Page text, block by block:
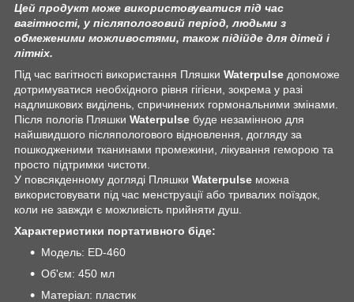
Цей продукт може використовуватися під час
вагітності, у післяпологовий період, людьми з
обмеженими можливостями, також підійде для дітей і
літніх.
Під час вагітності використання Пляшки Waterpulse допоможе
дотримуватися необхідного рівня гігієни, зокрема у разі
надлишкових виділень, спричинених гормональними змінами.
Після пологів Пляшки Waterpulse буде незамінною для
найшвидшого післяпологового відновлення, догляду за
пошкодженими тканинами промежини, лікування геморою та
просто підтримки чистоти.
У повсякденному догляді Пляшки Waterpulse можна
використовувати під час менструації або тривалих поїздок,
коли не завжди є можливість прийняти душ.
Характеристики портативного біде:
Модель: ED-460
Об'єм: 450 мл
Матеріал: пластик